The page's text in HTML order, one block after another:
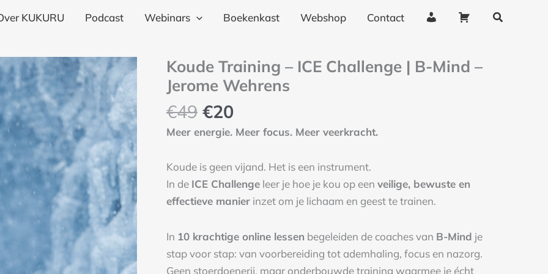
KUKURU Podcast Webinars Boekenkast Webshop Contact
o
e
n
s
W
k
n
Zoeken
Koude Training – ICE Challenge | B-Mind –
Jerome Wehrens
€49
Oorspronkelijke
prijs
was:
€49.
€20
Huidige
prijs
is:
Meer energie. Meer focus. Meer veerkracht.
Koude is geen vijand. Het is een instrument.
In de ICE Challenge leer je hoe je kou op een veilige, bewuste en
effectieve manier inzet om je lichaam en geest te trainen.
In 10 krachtige online lessen begeleiden de coaches van B-Mind je
stap voor stap: van voorbereiding tot ademhaling, focus en nazorg.
Geen stoerdoenerij, maar onderbouwde training waarmee je écht
€49.€20.